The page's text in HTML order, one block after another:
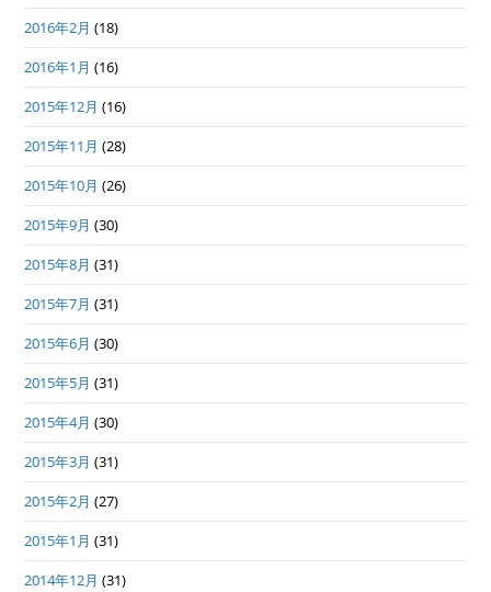
2016年2月 (18)
2016年1月 (16)
2015年12月 (16)
2015年11月 (28)
2015年10月 (26)
2015年9月 (30)
2015年8月 (31)
2015年7月 (31)
2015年6月 (30)
2015年5月 (31)
2015年4月 (30)
2015年3月 (31)
2015年2月 (27)
2015年1月 (31)
2014年12月 (31)